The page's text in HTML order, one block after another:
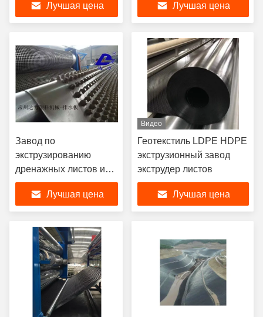
высокая скорость
Лучшая цена
Лучшая цена
Завод по
экструзированию
дренажных листов из
LLDPE 16mx4.5mx4m
Лучшая цена
Видео
Геотекстиль LDPE HDPE
экструзионный завод
экструдер листов
Лучшая цена